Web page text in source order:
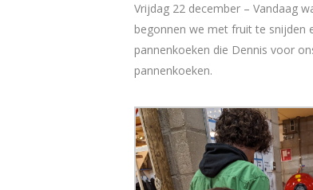
Vrijdag 22 december – Vandaag
begonnen we met fruit te snijden
pannenkoeken die Dennis voor
pannenkoeken.